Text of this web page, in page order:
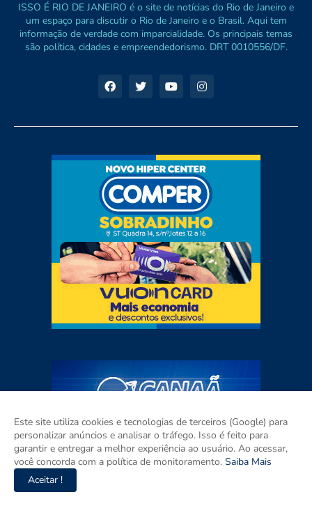
ISSO É RIO DE JANEIRO é o site de notícias do Rio de Janeiro e
um espaço para discutir o Rio de Janeiro e o Brasil. Aqui tem
informação de verdade com imparcialidade. Os principais temas
são política, cidades e empreendedorismo. DRT 0010556/DF.
Este site utiliza cookies e tecnologias de terceiros (Google) para
personalizar anúncios e analisar o tráfego. Isso é feito para
garantir e entregar a melhor experiência ao usuário. Ao acessar,
você concorda com a política de monitoramento. Saiba Mais
Aceitar !